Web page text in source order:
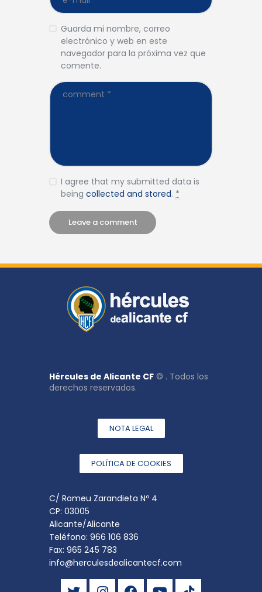
Guarda mi nombre, correo
electrónico y web en este
navegador para la próxima vez que
comente.
I agree that my submitted data is
being collected and stored.*
Hércules de Alicante CF © . Todos los
derechos reservados.
NOTA LEGAL
POLÍTICA DE COOKIES
C/ Romeu Zarandieta Nº 4
CP: 03005
Alicante/Alicante
Teléfono: 966 106 836
Fax: 965 245 783
info@herculesdealicantecf.com